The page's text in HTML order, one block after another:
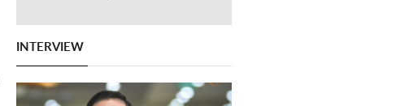
INTERVIEW
Previous Next